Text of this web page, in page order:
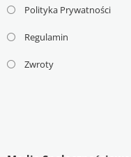
Polityka Prywatności
Regulamin
Zwroty